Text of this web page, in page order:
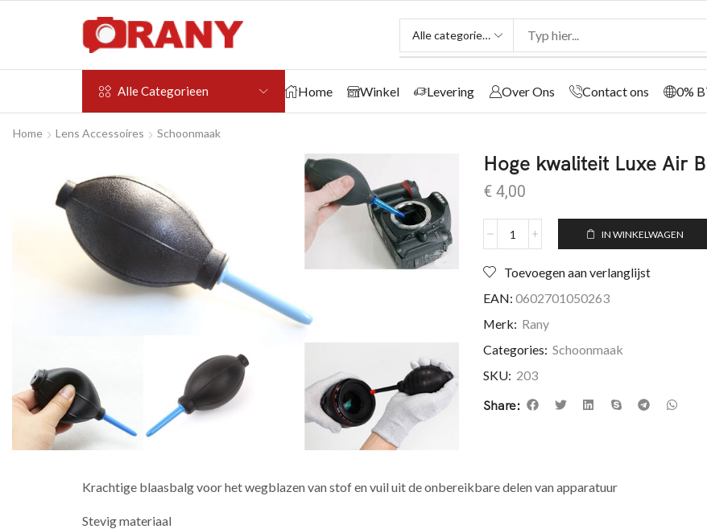
Alle Categorieen Home Winkel Levering Over Ons Contact ons 0%
Home Lens Accessoires Schoonmaak
Hoge kwaliteit Luxe Air
€ 4,00
IN WINKELWAGEN
Toevoegen aan verlanglijst
EAN: 0602701050263
Merk: Rany
Categories: Schoonmaak
SKU: 203
Share:
Krachtige blaasbalg voor het wegblazen van stof en vuil uit de onbereikbare delen van apparatuur
Stevig materiaal